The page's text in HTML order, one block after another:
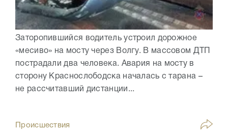
Заторопившийся водитель устроил дорожное
«месиво» на мосту через Волгу. В массовом ДТП
пострадали два человека. Авария на мосту в
сторону Краснослободска началась с тарана –
не рассчитавший дистанции...
Происшествия